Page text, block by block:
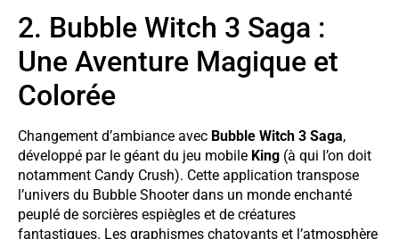
2. Bubble Witch 3 Saga :
Une Aventure Magique et
Colorée
Changement d’ambiance avec Bubble Witch 3 Saga,
développé par le géant du jeu mobile King (à qui l’on doit
notamment Candy Crush). Cette application transpose
l’univers du Bubble Shooter dans un monde enchanté
peuplé de sorcières espiègles et de créatures
fantastiques. Les graphismes chatoyants et l’atmosphère